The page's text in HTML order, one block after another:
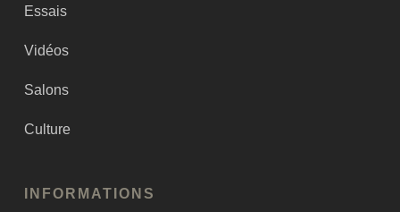
Essais
Vidéos
Salons
Culture
INFORMATIONS